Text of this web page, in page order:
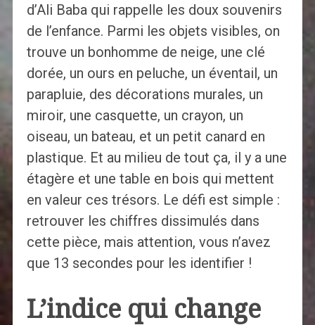
d’Ali Baba qui rappelle les doux souvenirs
de l’enfance. Parmi les objets visibles, on
trouve un bonhomme de neige, une clé
dorée, un ours en peluche, un éventail, un
parapluie, des décorations murales, un
miroir, une casquette, un crayon, un
oiseau, un bateau, et un petit canard en
plastique. Et au milieu de tout ça, il y a une
étagère et une table en bois qui mettent
en valeur ces trésors. Le défi est simple :
retrouver les chiffres dissimulés dans
cette pièce, mais attention, vous n’avez
que 13 secondes pour les identifier !
L’indice qui change